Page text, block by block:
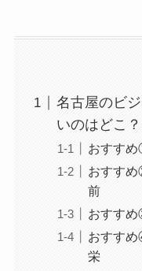
名古屋のビ
いのはどこ
おすす
おすす
前
おすす
おすす
栄